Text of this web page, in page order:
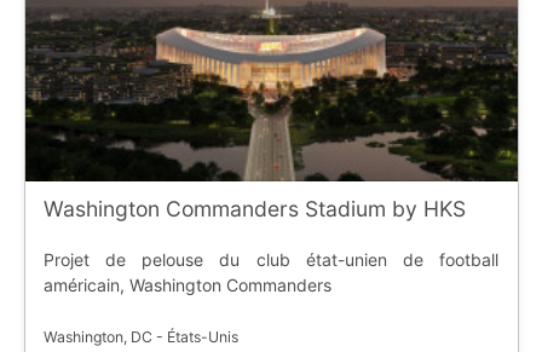
Washington Commanders Stadium by HKS
Projet de pelouse du club état-unien de football
américain, Washington Commanders
Washington, DC - États-Unis